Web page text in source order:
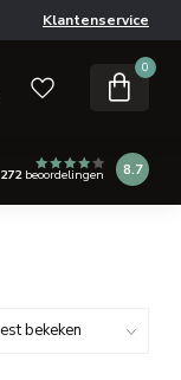
Klantenservice
0
272beoordelingen 8.7